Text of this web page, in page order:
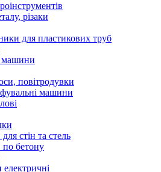
різаки
для пластикових труб
машини
повітродувки
машини
стін та стель
бетону